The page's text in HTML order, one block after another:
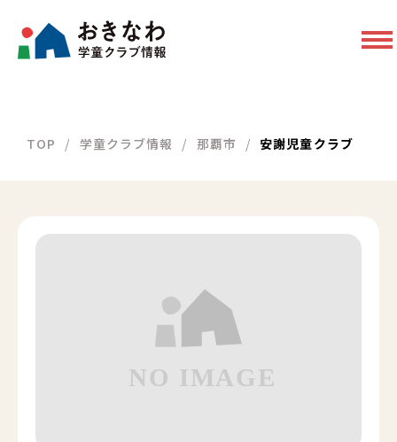
TOP 学童クラブ情報 那覇市 安謝児童クラブ